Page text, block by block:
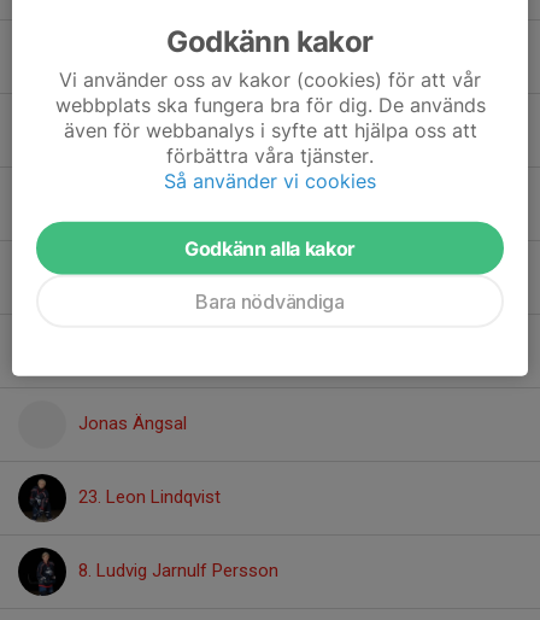
18. Hugo Burevi
5. Ivan Neamah
24. Joel Lindvall
Jonas Ängsal
23. Leon Lindqvist
8. Ludvig Jarnulf Persson
Godkänn kakor
Vi använder oss av kakor (cookies) för att vår
webbplats ska fungera bra för dig. De används
även för webbanalys i syfte att hjälpa oss att
förbättra våra tjänster.
Så använder vi cookies
Godkänn alla kakor
Bara nödvändiga